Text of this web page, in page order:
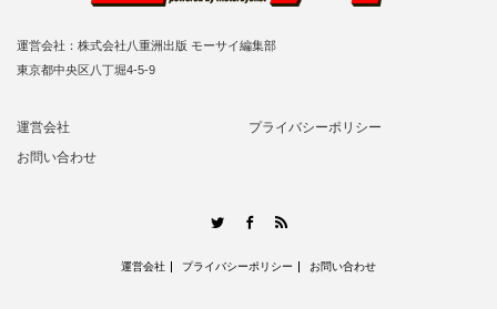
運営会社：株式会社八重洲出版 モーサイ編集部
東京都中央区八丁堀4-5-9
運営会社
プライバシーポリシー
お問い合わせ
TwitterFacebook
運営会社 プライバシーポリシー お問い合わせ